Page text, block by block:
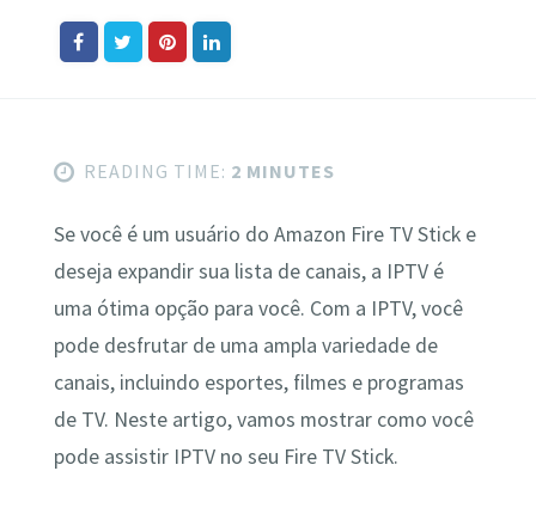
READING TIME: 2 MINUTES
Se você é um usuário do Amazon Fire TV Stick e
deseja expandir sua lista de canais, a IPTV é
uma ótima opção para você. Com a IPTV, você
pode desfrutar de uma ampla variedade de
canais, incluindo esportes, filmes e programas
de TV. Neste artigo, vamos mostrar como você
pode assistir IPTV no seu Fire TV Stick.